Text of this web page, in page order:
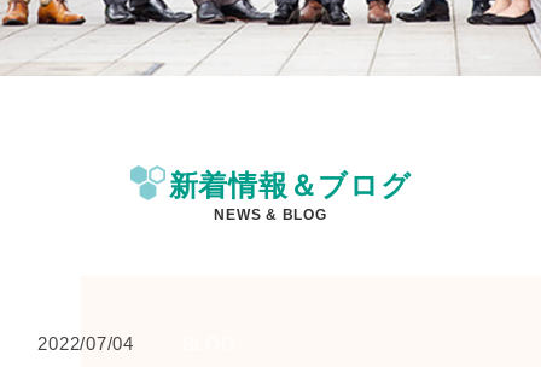
新着情報＆ブログ
NEWS & BLOG
2022/07/04